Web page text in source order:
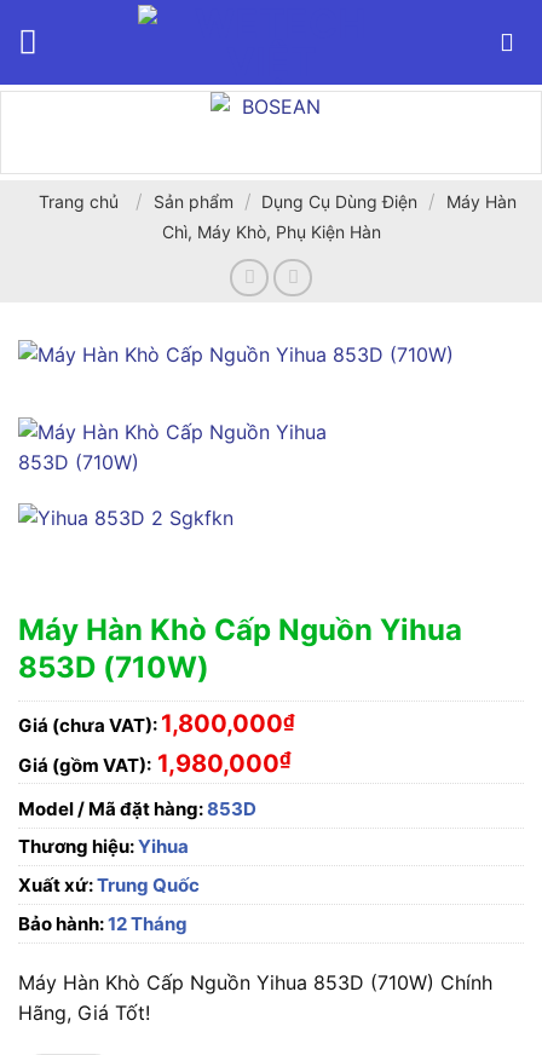
Trang chủ / Sản phẩm / Dụng Cụ Dùng Điện /
Máy Hàn
Chì, Máy Khò, Phụ Kiện Hàn
Máy Hàn Khò Cấp Nguồn Yihua
853D (710W)
Giá (chưa VAT): 1,800,000₫
Giá (gồm VAT): 1,980,000₫
Model / Mã đặt hàng:853D
Thương hiệu:Yihua
Xuất xứ:Trung Quốc
Bảo hành:12 Tháng
Máy Hàn Khò Cấp Nguồn Yihua 853D (710W) Chính
Hãng, Giá Tốt!